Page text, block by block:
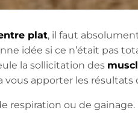
plat, il faut
idée si ce n’était pas
la sollicitation des
vous apporter les résultats
respiration ou de gainage.